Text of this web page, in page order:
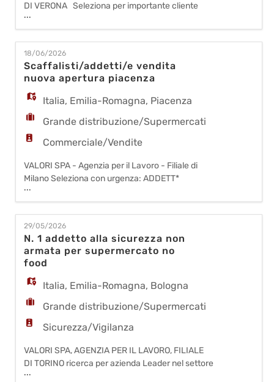
DI VERONA Seleziona per importante cliente
della grande distribuzione organizzata, per il
punto vendita sito a SAN LAZZARO DI SAVENA, la
seguente figura: ADDETTO/A ALLA VIGILANZA
NON ARMATA FT 40h REQUISITI RICHIESTI: -
Indispensabile esperienza maturata nel ruolo -
Disponibilità immediata -
...
18/06/2026
Scaffalisti/addetti/e vendita
nuova apertura piacenza
Italia, Emilia-Romagna, Piacenza
Grande distribuzione/Supermercati
Commerciale/Vendite
VALORI SPA - Agenzia per il Lavoro - Filiale di
Milano Seleziona con urgenza: ADDETT*
VENDITA per un nuovo punto vendita
a PIACENZA. Cerchiamo persone dinamiche,
entusiaste e orientate al cliente, pronte a far
parte di una nuova avventura nel retail! Cosa
farai: - Accoglierai i clienti con un sorriso,
offrendo supporto e consulenza; - Ti occupe
...
29/05/2026
N. 1 addetto alla sicurezza non
armata per supermercato no
food
Italia, Emilia-Romagna, Bologna
Grande distribuzione/Supermercati
Sicurezza/Vigilanza
VALORI SPA, AGENZIA PER IL LAVORO, FILIALE
DI TORINO ricerca per azienda Leader nel settore
casalinghi GDO la seguente figura professionale
...